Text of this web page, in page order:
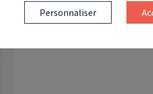
Personnaliser